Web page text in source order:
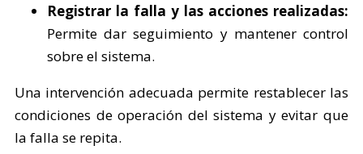
Registrar la falla y las acciones realizadas:
Permite dar seguimiento y mantener control
sobre el sistema.
Una intervención adecuada permite restablecer las
condiciones de operación del sistema y evitar que
la falla se repita.